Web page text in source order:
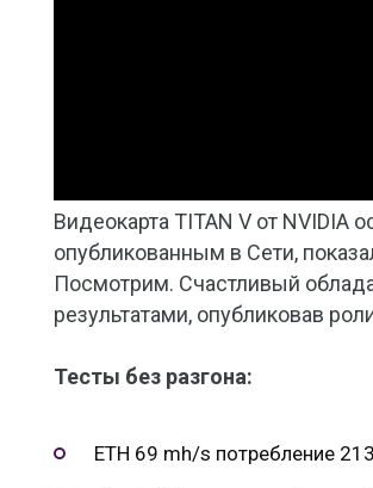
Видеокарта TITAN V от NVIDIA
опубликованным в Сети,
Посмотрим. Счастливый
результатами, опубликовав
Тесты без разгона:
ETH 69 mh/s потребление